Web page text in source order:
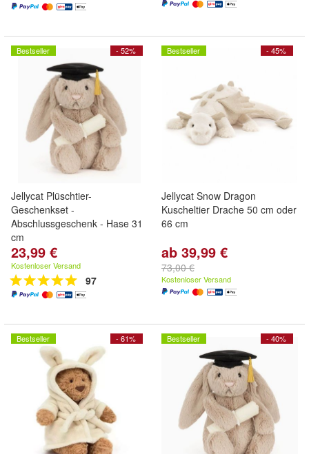
- 52%
Bestseller
Jellycat Plüschtier-
Geschenkset -
Abschlussgeschenk - Hase 31
cm
23,99 €
Kostenloser Versand
97
- 45%
Bestseller
Jellycat Snow Dragon
Kuscheltier Drache 50 cm oder
66 cm
ab 39,99 €
73,00 €
Kostenloser Versand
- 61%
Bestseller - 40%
Bestseller